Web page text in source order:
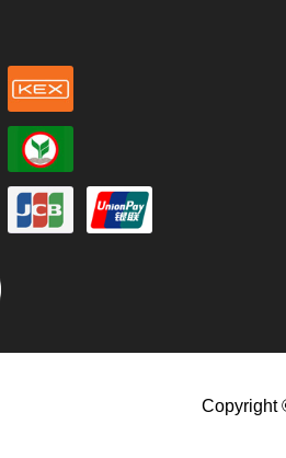
Copyright